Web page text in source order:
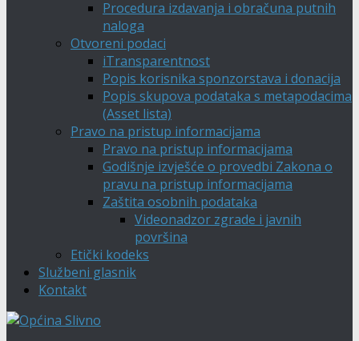
Procedura izdavanja i obračuna putnih
naloga
Otvoreni podaci
iTransparentnost
Popis korisnika sponzorstava i donacija
Popis skupova podataka s metapodacima
(Asset lista)
Pravo na pristup informacijama
Pravo na pristup informacijama
Godišnje izvješće o provedbi Zakona o
pravu na pristup informacijama
Zaštita osobnih podataka
Videonadzor zgrade i javnih
površina
Etički kodeks
Službeni glasnik
Kontakt